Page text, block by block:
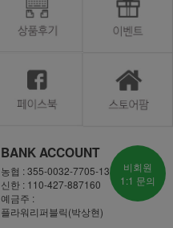
BANK ACCOUNT
농협 : 355-0032-7705-13
신한 : 110-427-887160
예금주 :
플라워리퍼블릭(박상현)
비회원
1:1 문의